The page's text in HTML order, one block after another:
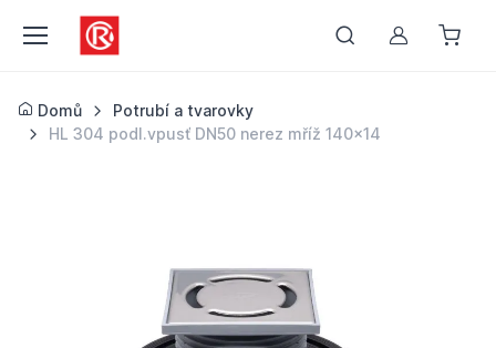
Můj účet
Domů
Potrubí a tvarovky
HL 304 podl.vpusť DN50 nerez mříž 140x14